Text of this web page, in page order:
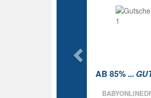
AB 85% ...